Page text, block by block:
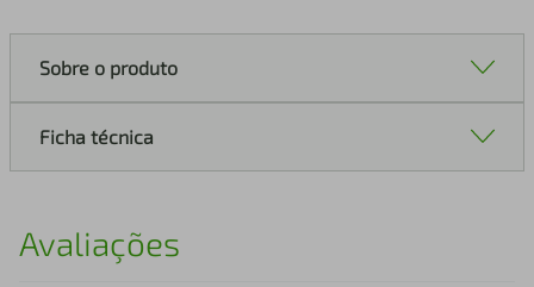
Sobre o produto
Ficha técnica
Avaliações